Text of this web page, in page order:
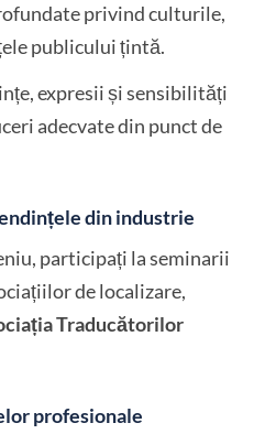
privind culturile,
publicului țintă.
expresii și sensibilități
adecvate din punct de
din industrie
participați la seminarii
de localizare,
Traducătorilor
profesionale